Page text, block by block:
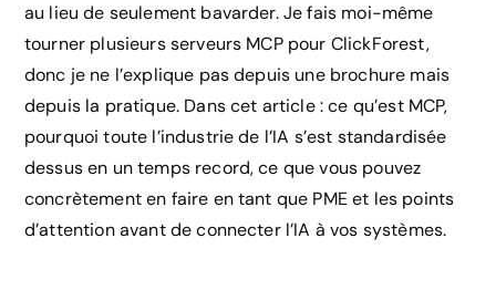
au lieu de seulement bavarder. Je fais moi-même
tourner plusieurs serveurs MCP pour ClickForest,
donc je ne l’explique pas depuis une brochure mais
depuis la pratique. Dans cet article : ce qu’est MCP,
pourquoi toute l’industrie de l’IA s’est standardisée
dessus en un temps record, ce que vous pouvez
concrètement en faire en tant que PME et les points
d’attention avant de connecter l’IA à vos systèmes.